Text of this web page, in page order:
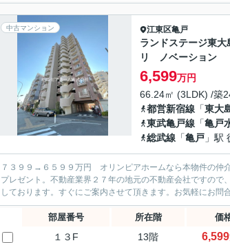
中古マンション 江東区亀戸
ランドステージ東
リ ノベーション
6,599万円
66.24㎡ (3LDK) /築
都営新宿線 「東大
東武亀戸線 「亀戸
総武線 「亀戸 」駅
７３９９→６５９９万円 オリンピアホームなら本物件の仲
プレゼント。不動産業界２７年の地元の不動産会社ですの
しております。すぐにご案内させて頂きます。お気軽に
部屋番号 所在階 価
１３F 13階 6,599